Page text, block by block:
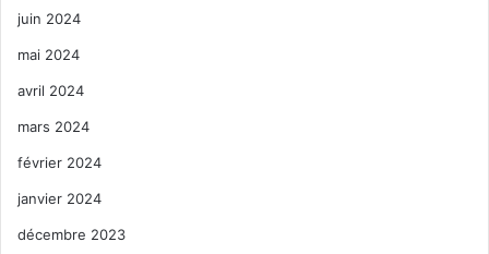
juin 2024
mai 2024
avril 2024
mars 2024
février 2024
janvier 2024
décembre 2023